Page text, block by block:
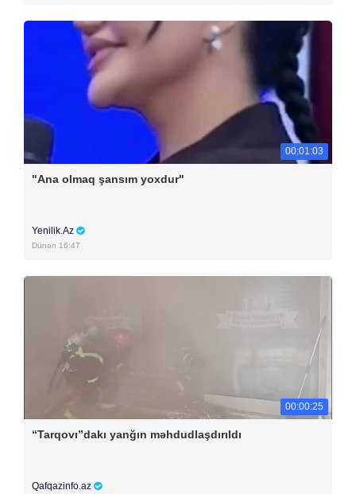
00:01:03
"Ana olmaq şansım yoxdur"
Yenilik.Az
Dünən 16:47
00:00:25
“Tarqovı”dakı yanğın məhdudlaşdırıldı
Qafqazinfo.az